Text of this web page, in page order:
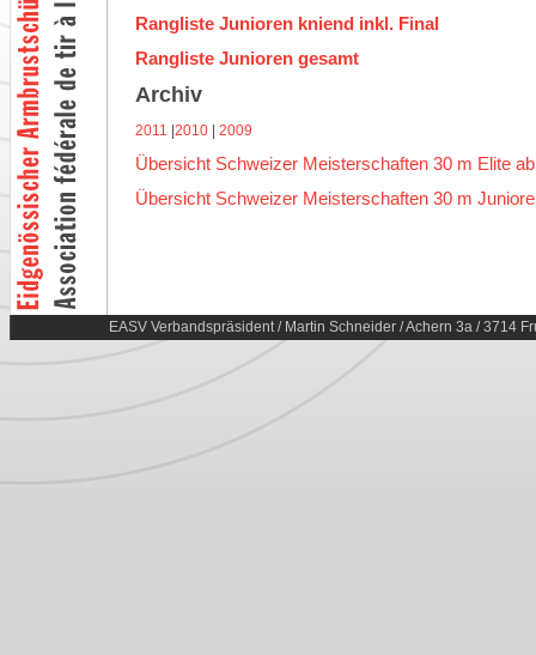
Rangliste Junioren kniend inkl. Final
Rangliste Junioren gesamt
Archiv
2011 |2010 | 2009
Übersicht Schweizer Meisterschaften 30 m Elite
Übersicht Schweizer Meisterschaften 30 m
EASV Verbandspräsident / Martin Schneider / Achern 3a / 3714